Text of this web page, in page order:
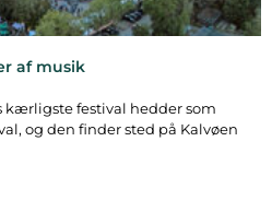
af musik
kærligste festival hedder som
og den finder sted på Kalvøen